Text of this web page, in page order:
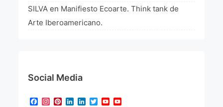
SILVA en Manifiesto Ecoarte. Think tank de
Arte Iberoamericano.
Social Media
Facebook
Instagram
Pinterest
LinkedIn
LinkedIn
TwitterYouTube